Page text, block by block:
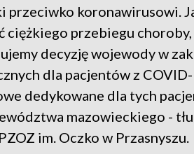
przeciwko koronawirusowi.
ciężkiego przebiegu
decyzję wojewody w
dla pacjentów z
dedykowane dla tych
mazowieckiego -
im. Oczko w Przasnyszu.